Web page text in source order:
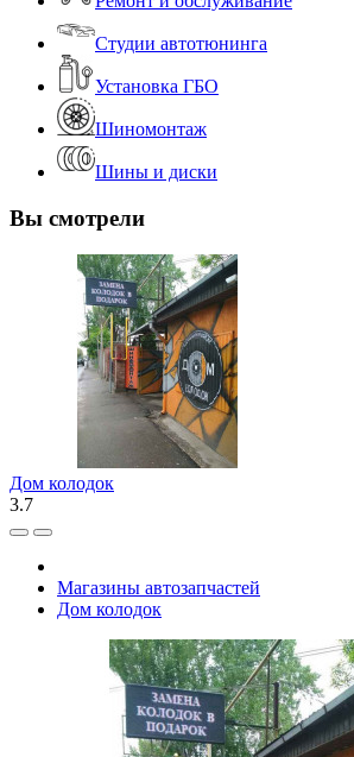
Студии автотюнинга
Установка ГБО
Шиномонтаж
Шины и диски
Вы смотрели
Дом колодок
3.7
Магазины автозапчастей
Дом колодок